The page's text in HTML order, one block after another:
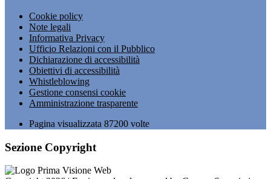
Cookie policy
Note legali
Informativa Privacy
Ufficio Relazioni con il Pubblico
Dichiarazione di accessibilità
Obiettivi di accessibilità
Whistleblowing
Gestione consensi cookie
Amministrazione trasparente
Pagina visualizzata 87200 volte
Sezione Copyright